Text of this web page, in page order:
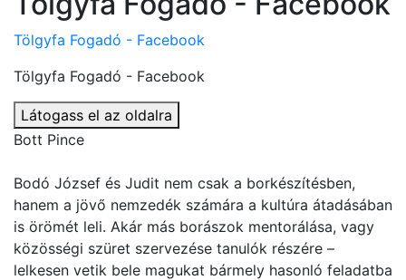
Tölgyfa Fogadó - Facebook
Tölgyfa Fogadó - Facebook
Látogass el az oldalra
Bott Pince
Bodó József és Judit nem csak a borkészítésben,
hanem a jövő nemzedék számára a kultúra átadásában
is örömét leli. Akár más borászok mentorálása, vagy
közösségi szüret szervezése tanulók részére –
lelkesen vetik bele magukat bármely hasonló feladatba